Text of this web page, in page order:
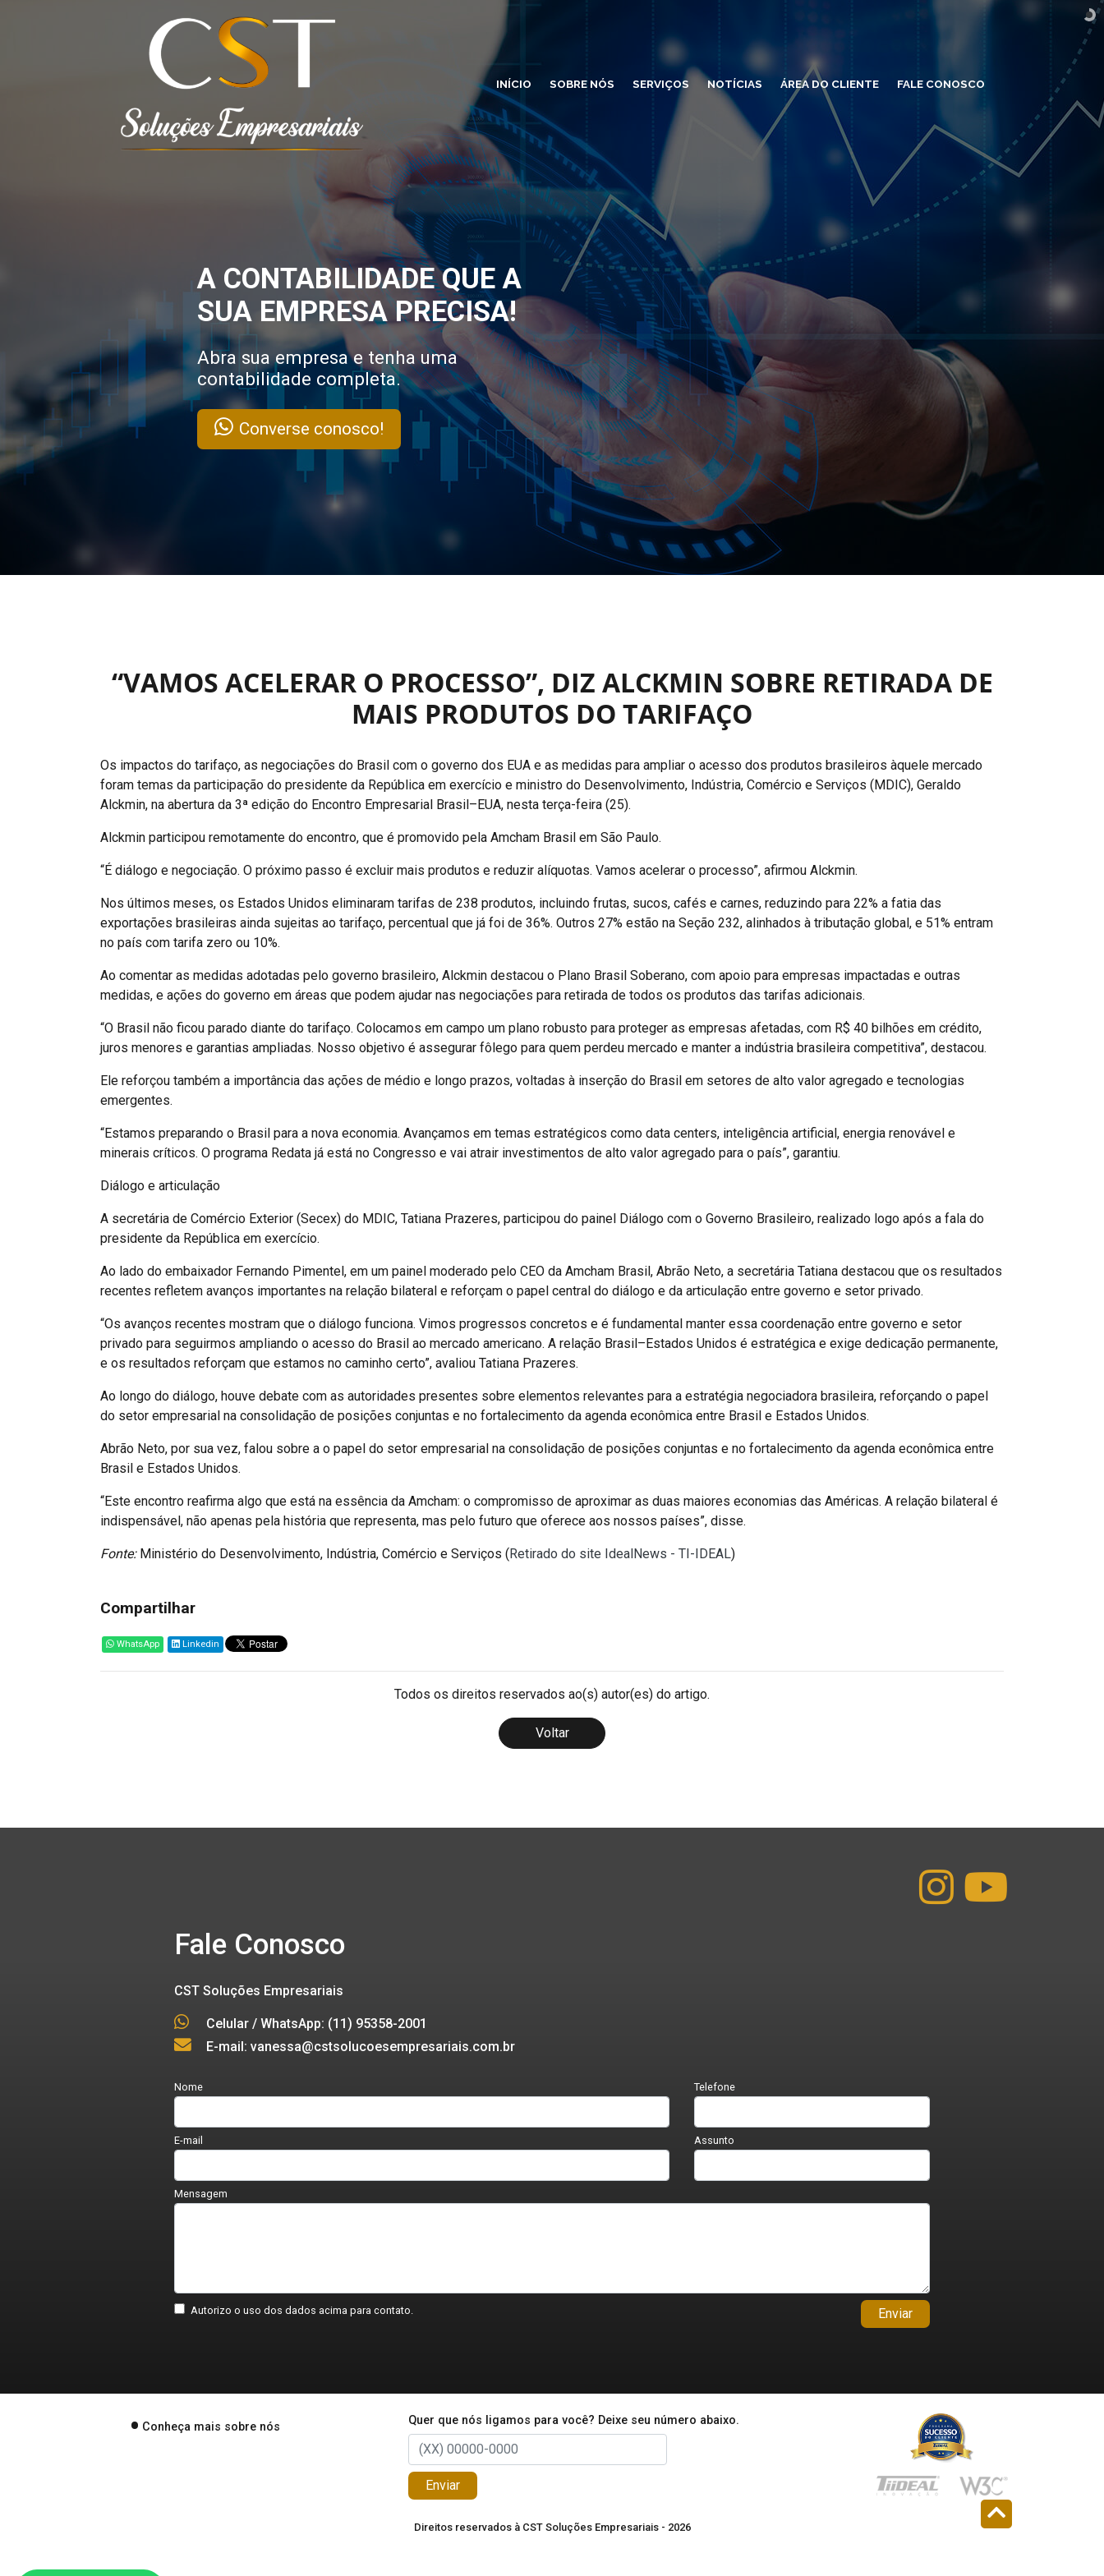
INÍCIO SOBRE NÓS SERVIÇOS NOTÍCIAS ÁREA DO CLIENTE FALE CONOSCO
A CONTABILIDADE QUE A
SUA EMPRESA PRECISA!
Abra sua empresa e tenha uma
contabilidade completa.
Converse conosco!
“VAMOS ACELERAR O PROCESSO”, DIZ ALCKMIN SOBRE RETIRADA DE
MAIS PRODUTOS DO TARIFAÇO
Os impactos do tarifaço, as negociações do Brasil com o governo dos EUA e as medidas para ampliar o acesso dos produtos brasileiros àquele mercado
foram temas da participação do presidente da República em exercício e ministro do Desenvolvimento, Indústria, Comércio e Serviços (MDIC), Geraldo
Alckmin, na abertura da 3ª edição do Encontro Empresarial Brasil–EUA, nesta terça-feira (25).
Alckmin participou remotamente do encontro, que é promovido pela Amcham Brasil em São Paulo.
“É diálogo e negociação. O próximo passo é excluir mais produtos e reduzir alíquotas. Vamos acelerar o processo”, afirmou Alckmin.
Nos últimos meses, os Estados Unidos eliminaram tarifas de 238 produtos, incluindo frutas, sucos, cafés e carnes, reduzindo para 22% a fatia das
exportações brasileiras ainda sujeitas ao tarifaço, percentual que já foi de 36%. Outros 27% estão na Seção 232, alinhados à tributação global, e 51% entram
no país com tarifa zero ou 10%.
Ao comentar as medidas adotadas pelo governo brasileiro, Alckmin destacou o Plano Brasil Soberano, com apoio para empresas impactadas e outras
medidas, e ações do governo em áreas que podem ajudar nas negociações para retirada de todos os produtos das tarifas adicionais.
“O Brasil não ficou parado diante do tarifaço. Colocamos em campo um plano robusto para proteger as empresas afetadas, com R$ 40 bilhões em crédito,
juros menores e garantias ampliadas. Nosso objetivo é assegurar fôlego para quem perdeu mercado e manter a indústria brasileira competitiva”, destacou.
Ele reforçou também a importância das ações de médio e longo prazos, voltadas à inserção do Brasil em setores de alto valor agregado e tecnologias
emergentes.
“Estamos preparando o Brasil para a nova economia. Avançamos em temas estratégicos como data centers, inteligência artificial, energia renovável e
minerais críticos. O programa Redata já está no Congresso e vai atrair investimentos de alto valor agregado para o país”, garantiu.
Diálogo e articulação
A secretária de Comércio Exterior (Secex) do MDIC, Tatiana Prazeres, participou do painel Diálogo com o Governo Brasileiro, realizado logo após a fala do
presidente da República em exercício.
Ao lado do embaixador Fernando Pimentel, em um painel moderado pelo CEO da Amcham Brasil, Abrão Neto, a secretária Tatiana destacou que os resultados
recentes refletem avanços importantes na relação bilateral e reforçam o papel central do diálogo e da articulação entre governo e setor privado.
“Os avanços recentes mostram que o diálogo funciona. Vimos progressos concretos e é fundamental manter essa coordenação entre governo e setor
privado para seguirmos ampliando o acesso do Brasil ao mercado americano. A relação Brasil–Estados Unidos é estratégica e exige dedicação permanente,
e os resultados reforçam que estamos no caminho certo”, avaliou Tatiana Prazeres.
Ao longo do diálogo, houve debate com as autoridades presentes sobre elementos relevantes para a estratégia negociadora brasileira, reforçando o papel
do setor empresarial na consolidação de posições conjuntas e no fortalecimento da agenda econômica entre Brasil e Estados Unidos.
Abrão Neto, por sua vez, falou sobre a o papel do setor empresarial na consolidação de posições conjuntas e no fortalecimento da agenda econômica entre
Brasil e Estados Unidos.
“Este encontro reafirma algo que está na essência da Amcham: o compromisso de aproximar as duas maiores economias das Américas. A relação bilateral é
indispensável, não apenas pela história que representa, mas pelo futuro que oferece aos nossos países”, disse.
Fonte:Ministério do Desenvolvimento, Indústria, Comércio e Serviços (Retirado do site IdealNews - TI-IDEAL)
Compartilhar
WhatsApp Linkedin
Todos os direitos reservados ao(s) autor(es) do artigo.
Voltar
Fale Conosco
CST Soluções Empresariais
Celular / WhatsApp: (11) 95358-2001
E-mail: vanessa@cstsolucoesempresariais.com.br
Nome Telefone
E-mail Assunto
Mensagem
Autorizo o uso dos dados acima para contato. Enviar
Conheça mais sobre nós Quer que nós ligamos para você? Deixe seu número abaixo.
Enviar
Direitos reservados à CST Soluções Empresariais - 2026